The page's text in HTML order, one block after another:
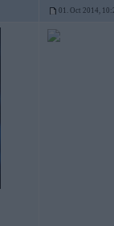
01. Oct 2014,